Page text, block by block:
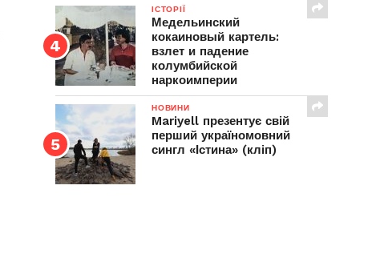
ІСТОРІЇ
Медельинский
кокаиновый картель:
взлет и падение
колумбийской
наркоимперии
НОВИНИ
Mariyell презентує свій
перший україномовний
сингл «Істина» (кліп)